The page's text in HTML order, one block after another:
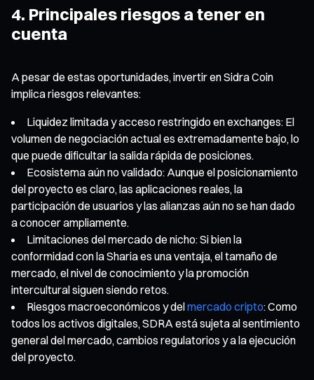
4. Principales riesgos a tener en
cuenta
A pesar de estas oportunidades, invertir en Sidra Coin
implica riesgos relevantes:
Liquidez limitada y acceso restringido en exchanges: El
volumen de negociación actual es extremadamente bajo, lo
que puede dificultar la salida rápida de posiciones.
Ecosistema aún no validado: Aunque el posicionamiento
del proyecto es claro, las aplicaciones reales, la
participación de usuarios y las alianzas aún no se han dado
a conocer ampliamente.
Limitaciones del mercado de nicho: Si bien la
conformidad con la Sharia es una ventaja, el tamaño de
mercado, el nivel de conocimiento y la promoción
intercultural siguen siendo retos.
Riesgos macroeconómicos y delmercado cripto: Como
todos los activos digitales, SDRA está sujeta al sentimiento
general del mercado, cambios regulatorios y a la ejecución
del proyecto.